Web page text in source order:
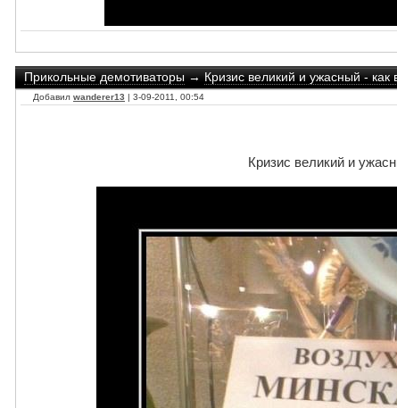
Прикольные демотиваторы→Кризис великий и ужасный - как
Добавил wanderer13 | 3-09-2011, 00:54
Кризис великий и